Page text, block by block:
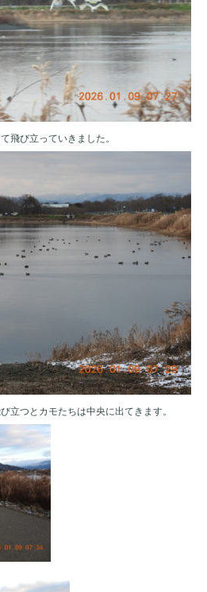
飛び立っていきました。
立つとカモたちは中央に出てきます。